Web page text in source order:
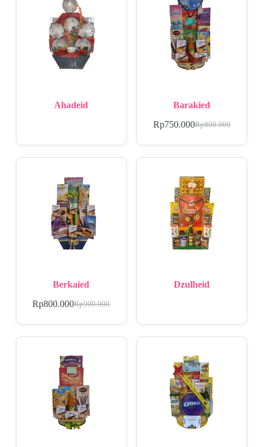
Ahadeid Barakied
Rp800.000
Rp750.000
Berkaied
Rp900.000
Rp800.000
Dzulheid